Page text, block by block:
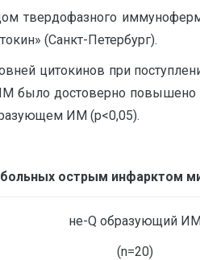
твердофазного
(Санкт-Петербург).
цитокинов при
достоверно повышено
ИМ (p<0,05).
острым инфарктом
не-Q образующий
(n=20)